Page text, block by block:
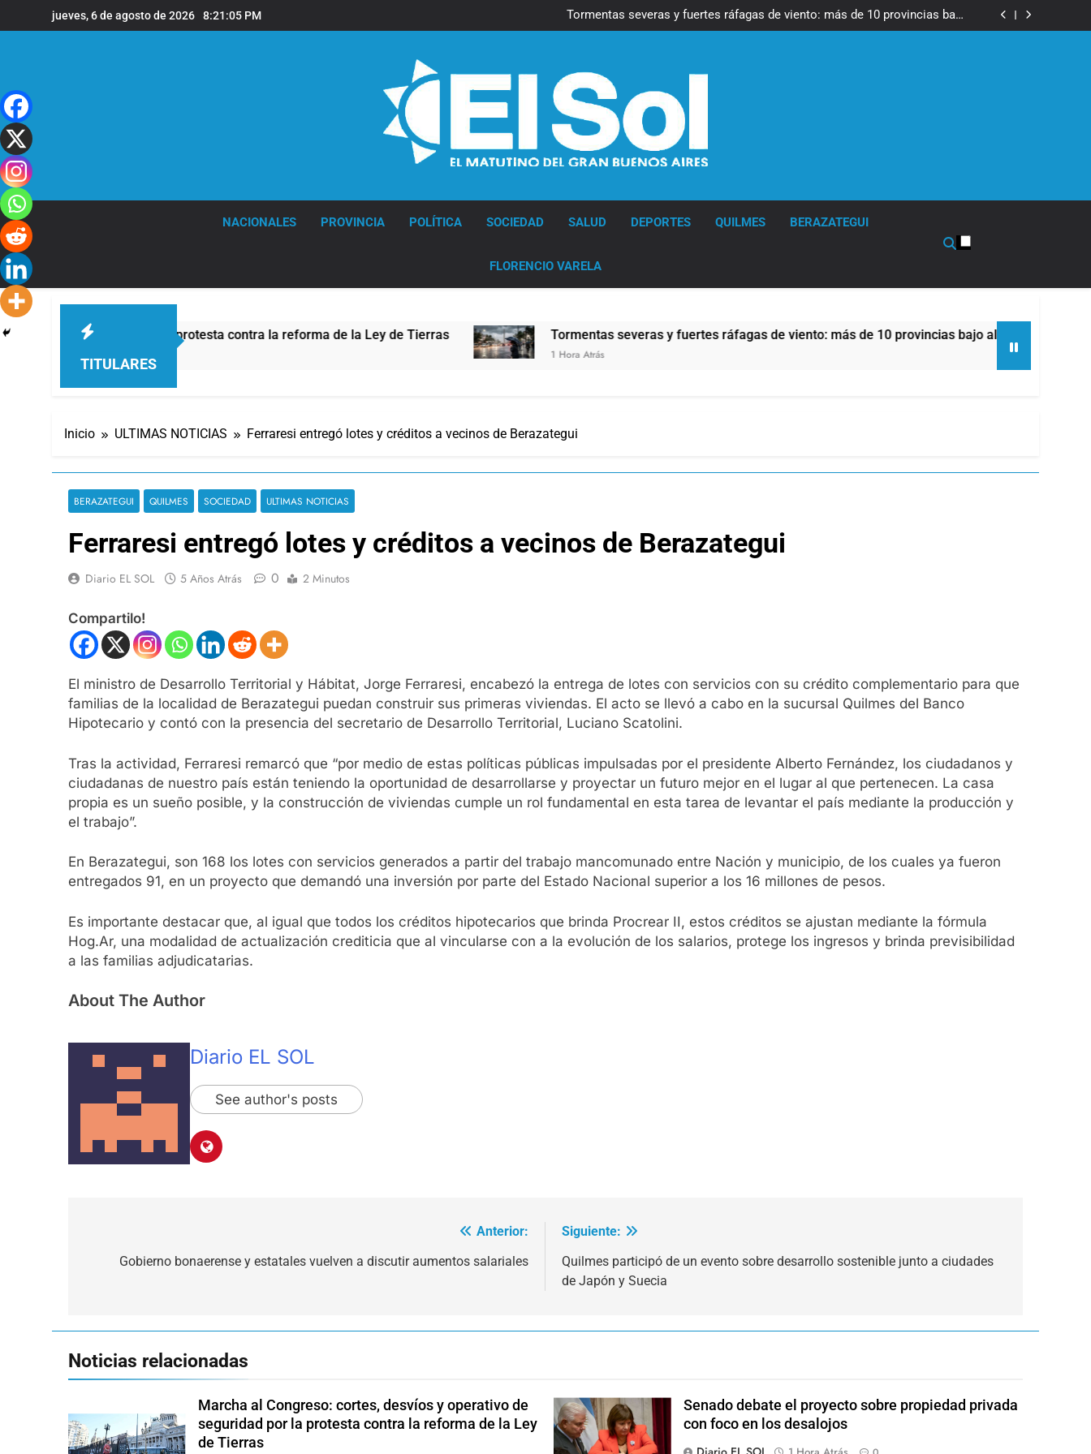
al
jueves, 6 de agosto de 2026 8:21:06 PM
protesta contra la reforma de la Ley de Tierras
Tormentas severas y fuertes ráfagas de viento: más de 10 provincias bajo
alerta meteorológica
Senado debate el proyecto sobre propiedad privada con foco en los
Senado debate el proyecto sobre propiedad privada con foco en los
NACIONALES PROVINCIA POLÍTICA SOCIEDAD SALUD DEPORTES QUILMES BERAZATEGUI
FLORENCIO VARELA
TITULARES
de seguridad por la protesta contra la reforma de la Ley de Tierras Tormentas severas y fuertes ráfagas de viento: más de 10 provincias bajo alerta meteorológica
1 Hora Atrás
Inicio ULTIMAS NOTICIAS Ferraresi entregó lotes y créditos a vecinos de Berazategui
BERAZATEGUI QUILMES SOCIEDAD ULTIMAS NOTICIAS
Ferraresi entregó lotes y créditos a vecinos de Berazategui
Diario EL SOL 5 Años Atrás 0 2 Minutos
Compartilo!
El ministro de Desarrollo Territorial y Hábitat, Jorge Ferraresi, encabezó la entrega de lotes con servicios con su crédito complementario para que
familias de la localidad de Berazategui puedan construir sus primeras viviendas. El acto se llevó a cabo en la sucursal Quilmes del Banco
Hipotecario y contó con la presencia del secretario de Desarrollo Territorial, Luciano Scatolini.
Tras la actividad, Ferraresi remarcó que “por medio de estas políticas públicas impulsadas por el presidente Alberto Fernández, los ciudadanos y
ciudadanas de nuestro país están teniendo la oportunidad de desarrollarse y proyectar un futuro mejor en el lugar al que pertenecen. La casa
propia es un sueño posible, y la construcción de viviendas cumple un rol fundamental en esta tarea de levantar el país mediante la producción y
el trabajo”.
En Berazategui, son 168 los lotes con servicios generados a partir del trabajo mancomunado entre Nación y municipio, de los cuales ya fueron
entregados 91, en un proyecto que demandó una inversión por parte del Estado Nacional superior a los 16 millones de pesos.
Es importante destacar que, al igual que todos los créditos hipotecarios que brinda Procrear II, estos créditos se ajustan mediante la fórmula
Hog.Ar, una modalidad de actualización crediticia que al vincularse con a la evolución de los salarios, protege los ingresos y brinda previsibilidad
a las familias adjudicatarias.
About The Author
Diario EL SOL
See author's posts
Anterior:
Gobierno bonaerense y estatales vuelven a discutir aumentos salariales
Siguiente:
Quilmes participó de un evento sobre desarrollo sostenible junto a ciudades
de Japón y Suecia
Noticias relacionadas
Marcha al Congreso: cortes, desvíos y operativo de
seguridad por la protesta contra la reforma de la Ley
de Tierras
Senado debate el proyecto sobre propiedad privada
con foco en los desalojos